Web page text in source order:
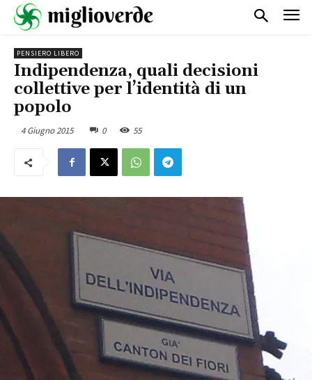
PENSIERO LIBERO
Indipendenza, quali decisioni
collettive per l’identità di un
popolo
4 Giugno 2015 0 55